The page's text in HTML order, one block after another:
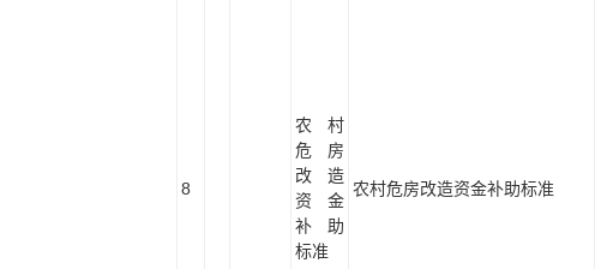
8
农村
危房
改造
资金
补助
标准
农村危房改造资金补助标准